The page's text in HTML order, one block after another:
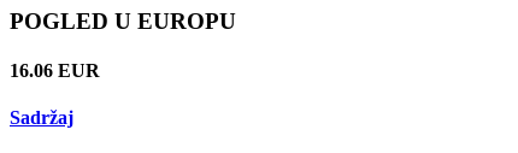
POGLED U EUROPU
16.06 EUR
Sadržaj